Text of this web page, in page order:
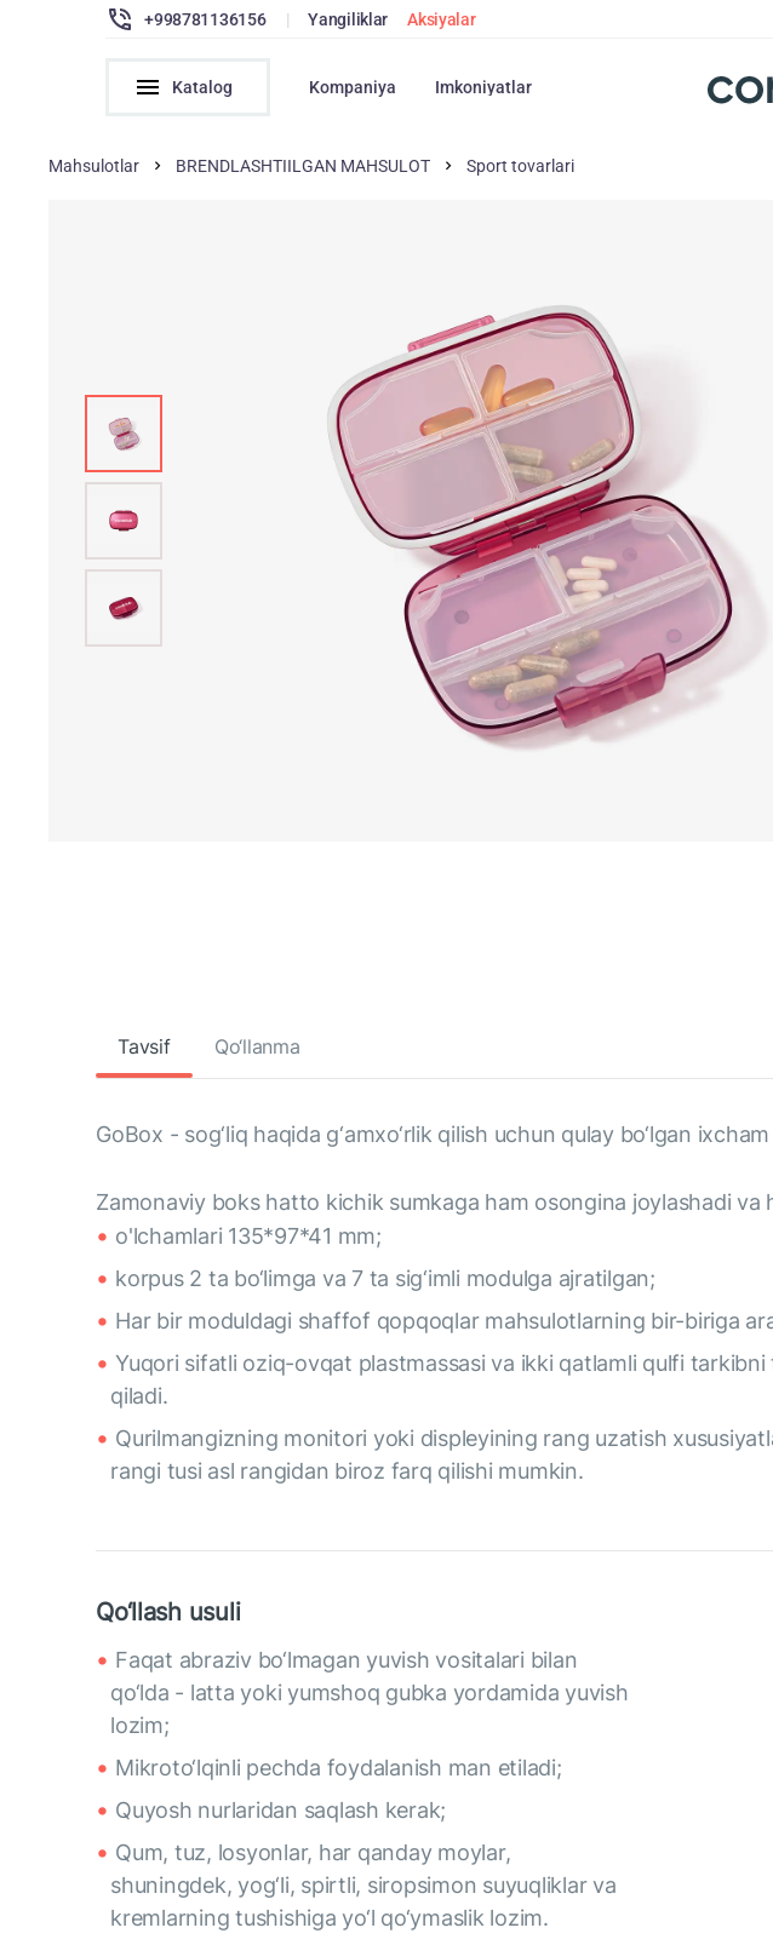
+998781136156 | Yangiliklar Aksiyalar
Katalog Kompaniya Imkoniyatlar
Mahsulotlar BRENDLASHTIILGAN MAHSULOT Sport tovarlari
Tavsif Qo‘llanma
GoBox - sog‘liq haqida g‘amxo‘rlik qilish uchun qulay bo‘lgan
Zamonaviy boks hatto kichik sumkaga ham osongina joylashadi
o'lchamlari 135*97*41 mm;
korpus 2 ta bo‘limga va 7 ta sig‘imli modulga ajratilgan;
Har bir moduldagi shaffof qopqoqlar mahsulotlarning bir-biriga
Yuqori sifatli oziq-ovqat plastmassasi va ikki qatlamli qulfi
qiladi.
Qurilmangizning monitori yoki displeyining rang uzatish
rangi tusi asl rangidan biroz farq qilishi mumkin.
Qo‘llash usuli
Faqat abraziv bo‘lmagan yuvish vositalari bilan
qo‘lda - latta yoki yumshoq gubka yordamida yuvish
lozim;
Mikroto‘lqinli pechda foydalanish man etiladi;
Quyosh nurlaridan saqlash kerak;
Qum, tuz, losyonlar, har qanday moylar,
shuningdek, yog‘li, spirtli, siropsimon suyuqliklar va
kremlarning tushishiga yo‘l qo‘ymaslik lozim.